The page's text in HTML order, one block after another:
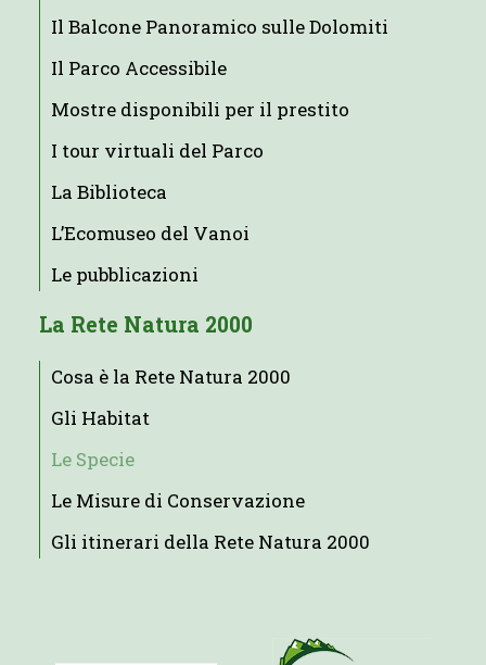
Il Balcone Panoramico sulle Dolomiti
Il Parco Accessibile
Mostre disponibili per il prestito
I tour virtuali del Parco
La Biblioteca
L’Ecomuseo del Vanoi
Le pubblicazioni
La Rete Natura 2000
Cosa è la Rete Natura 2000
Gli Habitat
Le Specie
Le Misure di Conservazione
Gli itinerari della Rete Natura 2000